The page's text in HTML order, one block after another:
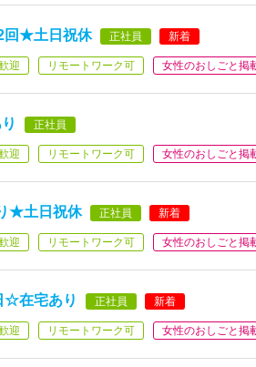
回★土日祝休 正社員 新着
迎 リモートワーク可 女性のおしごと掲
正社員
迎 リモートワーク可 女性のおしごと掲
★土日祝休 正社員 新着
迎 リモートワーク可 女性のおしごと掲
☆在宅あり 正社員 新着
迎 リモートワーク可 女性のおしごと掲